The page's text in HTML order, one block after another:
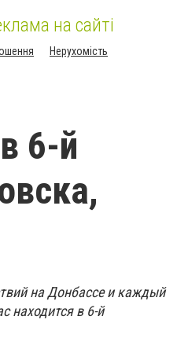
на сайті
Нерухомість
6-й
на Донбассе и каждый
находится в 6-й